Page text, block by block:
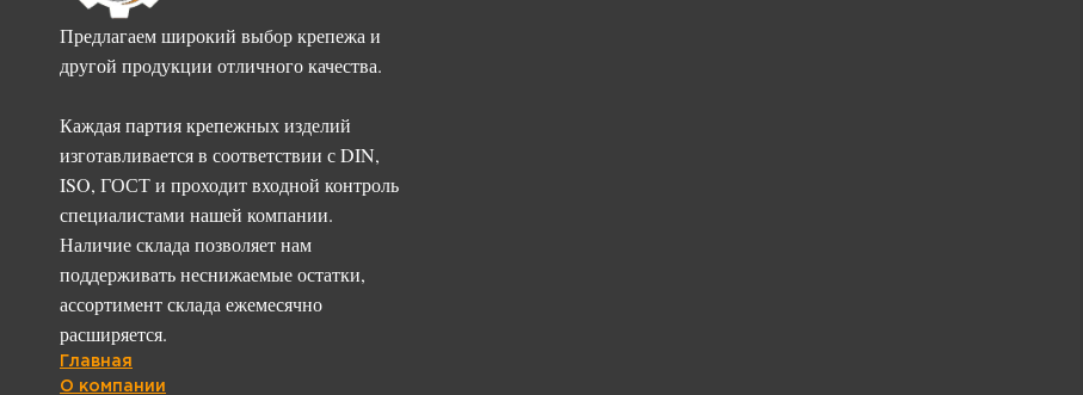
Предлагаем широкий выбор крепежа и
другой продукции отличного качества.
Каждая партия крепежных изделий
изготавливается в соответствии с DIN,
ISO, ГОСТ и проходит входной контроль
специалистами нашей компании.
Наличие склада позволяет нам
поддерживать неснижаемые остатки,
ассортимент склада ежемесячно
расширяется.
Главная
О компании